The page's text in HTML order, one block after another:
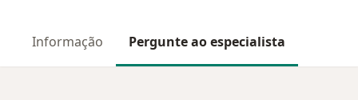
Informação Pergunte ao especialista